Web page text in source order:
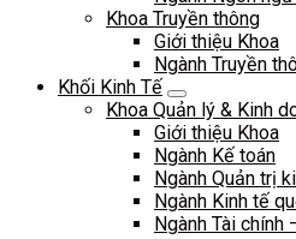
Khoa Truyền thông
Giới thiệu Khoa
Ngành Truyền
Khối Kinh Tế
Khoa Quản lý & Kinh
Giới thiệu Khoa
Ngành Kế toán
Ngành Quản trị
Ngành Kinh tế
Ngành Tài chính